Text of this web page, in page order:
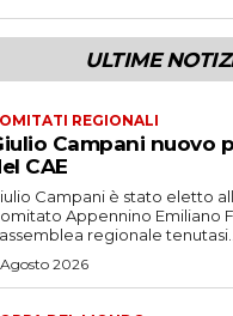
ULTIME
REGIONALI
Campani nuovo
CAE
Campani è stato eletto
Appennino Emiliano
regionale tenutasi...
2026